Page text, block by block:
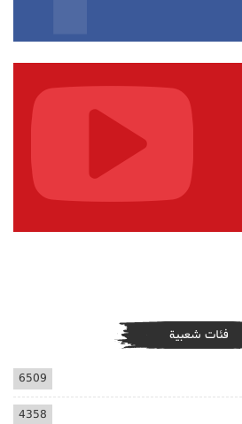
فئات شعبية
6509
4358